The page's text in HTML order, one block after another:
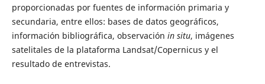
proporcionadas por fuentes de información primaria y
secundaria, entre ellos: bases de datos geográficos,
información bibliográfica, observación in situ, imágenes
satelitales de la plataforma Landsat/Copernicus y el
resultado de entrevistas.